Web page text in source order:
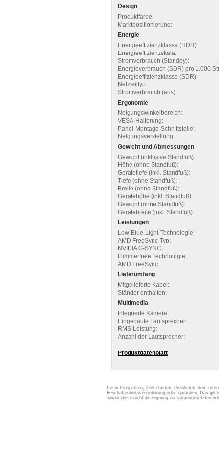
Design
Produktfarbe:
Marktpositionierung:
Energie
Energieeffizienzklasse (HDR):
Energieeffizienzskala:
Stromverbrauch (Standby):
Energieverbrauch (SDR) pro 1.000
Energieeffizienzklasse (SDR):
Netzteiltyp:
Stromverbrauch (aus):
Ergonomie
Neigungswinkelbereich:
VESA-Halterung:
Panel-Montage-Schnittstelle:
Neigungsverstellung:
Gewicht und Abmessungen
Gewicht (inklusive Standfuß):
Höhe (ohne Standfuß):
Gerätetiefe (inkl. Standfuß):
Tiefe (ohne Standfuß):
Breite (ohne Standfuß):
Gerätehöhe (inkl. Standfuß):
Gewicht (ohne Standfuß):
Gerätebreite (inkl. Standfuß):
Leistungen
Low-Blue-Light-Technologie:
AMD FreeSync-Typ:
NVIDIA G-SYNC:
Flimmerfreie Technologie:
AMD FreeSync:
Lieferumfang
Mitgelieferte Kabel:
Ständer enthalten:
Multimedia
Integrierte Kamera:
Eingebaute Lautsprecher:
RMS-Leistung:
Anzahl der Lautsprecher:
Produktdatenblatt
Die in Prospekten, Zeitschriften, Preislisten, dem
Beschaffenheitsvereinbarung oder -garantien. Das
soweit diese nicht die Eignung zur vorausgesetzten